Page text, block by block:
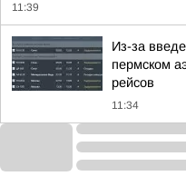
11:39
Из-за
пермском
рейсов
11:34